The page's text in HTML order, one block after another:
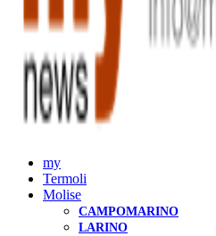
my
Termoli
Molise
CAMPOMARINO
LARINO